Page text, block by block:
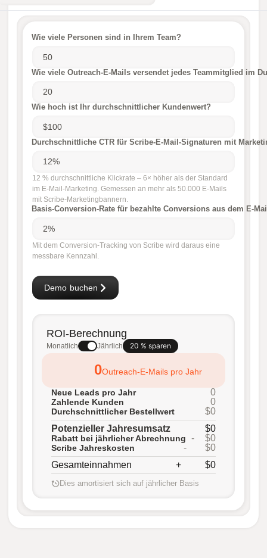
Wie viele Personen sind in Ihrem Team?
Wie viele Outreach-E-Mails versendet jedes Teammitglied im
Wie hoch ist Ihr durchschnittlicher Kundenwert?
Durchschnittliche CTR für Scribe-E-Mail-Signaturen mit
12 % durchschnittliche Klickrate – 6× höher als der Standard
im E-Mail-Marketing. Gemessen an mehr als 50.000 E-Mails
mit Scribe-Marketingbannern.
Basis-Conversion-Rate für bezahlte Conversions aus dem E-
Mit dem Conversion-Tracking von Scribe wird daraus eine
messbare Kennzahl.
ROI-Berechnung
Monatlich Jährlich 20 % sparen
0Outreach-E-Mails pro Jahr
Neue Leads pro Jahr 0
Zahlende Kunden 0
Durchschnittlicher Bestellwert
$0
Potenzieller Jahresumsatz
$0
Rabatt bei jährlicher Abrechnung - $0
Scribe Jahreskosten -
$0
Gesamteinnahmen
+ $0
Dies amortisiert sich auf jährlicher Basis
Demo buchen